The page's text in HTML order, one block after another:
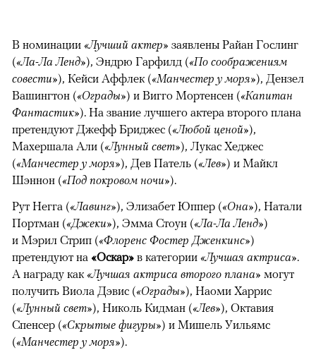
В номинации «Лучший актер» заявлены Райан Гослинг
(«Ла-Ла Ленд»), Эндрю Гарфилд («По соображениям
совести»), Кейси Аффлек («Манчестер у моря»), Дензел
Вашингтон («Ограды») и Вигго Мортенсен («Капитан
Фантастик»). На звание лучшего актера второго плана
претендуют Джефф Бриджес («Любой ценой»),
Махершала Али («Лунный свет»), Лукас Хеджес
(«Манчестер у моря»), Дев Патель («Лев») и Майкл
Шэннон («Под покровом ночи»).
Рут Негга («Лавинг»), Элизабет Юппер («Она»), Натали
Портман («Джеки»), Эмма Стоун («Ла-Ла Ленд»)
и Мэрил Стрип («Флоренс Фостер Дженкинс»)
претендуют на «Оскар» в категории «Лучшая актриса».
А награду как «Лучшая актриса второго плана» могут
получить Виола Дэвис («Ограды»), Наоми Харрис
(«Лунный свет»), Николь Кидман («Лев»), Октавия
Спенсер («Скрытые фигуры») и Мишель Уильямс
(«Манчестер у моря»).